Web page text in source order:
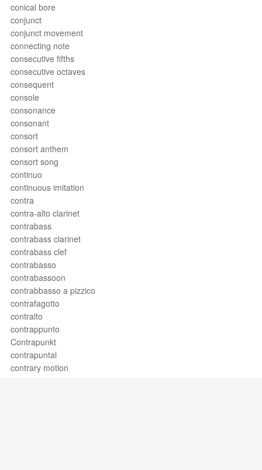
conical bore
conjunct
conjunct movement
connecting note
consecutive fifths
consecutive octaves
consequent
console
consonance
consonant
consort
consort anthem
consort song
continuo
continuous imitation
contra
contra-alto clarinet
contrabass
contrabass clarinet
contrabass clef
contrabasso
contrabassoon
contrabbasso a pizzico
contrafagotto
contralto
contrappunto
Contrapunkt
contrapuntal
contrary motion